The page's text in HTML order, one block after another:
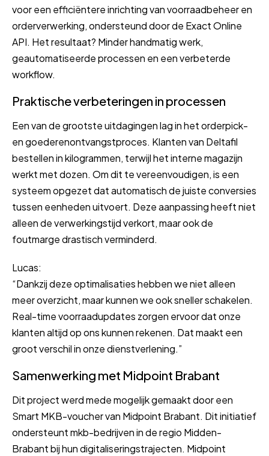
voor een efficiëntere inrichting van voorraadbeheer en
orderverwerking, ondersteund door de Exact Online
API. Het resultaat? Minder handmatig werk,
geautomatiseerde processen en een verbeterde
workflow.
Praktische verbeteringen in processen
Een van de grootste uitdagingen lag in het orderpick-
en goederenontvangstproces. Klanten van Deltafil
bestellen in kilogrammen, terwijl het interne magazijn
werkt met dozen. Om dit te vereenvoudigen, is een
systeem opgezet dat automatisch de juiste conversies
tussen eenheden uitvoert. Deze aanpassing heeft niet
alleen de verwerkingstijd verkort, maar ook de
foutmarge drastisch verminderd.
Lucas:
“Dankzij deze optimalisaties hebben we niet alleen
meer overzicht, maar kunnen we ook sneller schakelen.
Real-time voorraadupdates zorgen ervoor dat onze
klanten altijd op ons kunnen rekenen. Dat maakt een
groot verschil in onze dienstverlening.”
Samenwerking met Midpoint Brabant
Dit project werd mede mogelijk gemaakt door een
Smart MKB-voucher van Midpoint Brabant. Dit initiatief
ondersteunt mkb-bedrijven in de regio Midden-
Brabant bij hun digitaliseringstrajecten. Midpoint